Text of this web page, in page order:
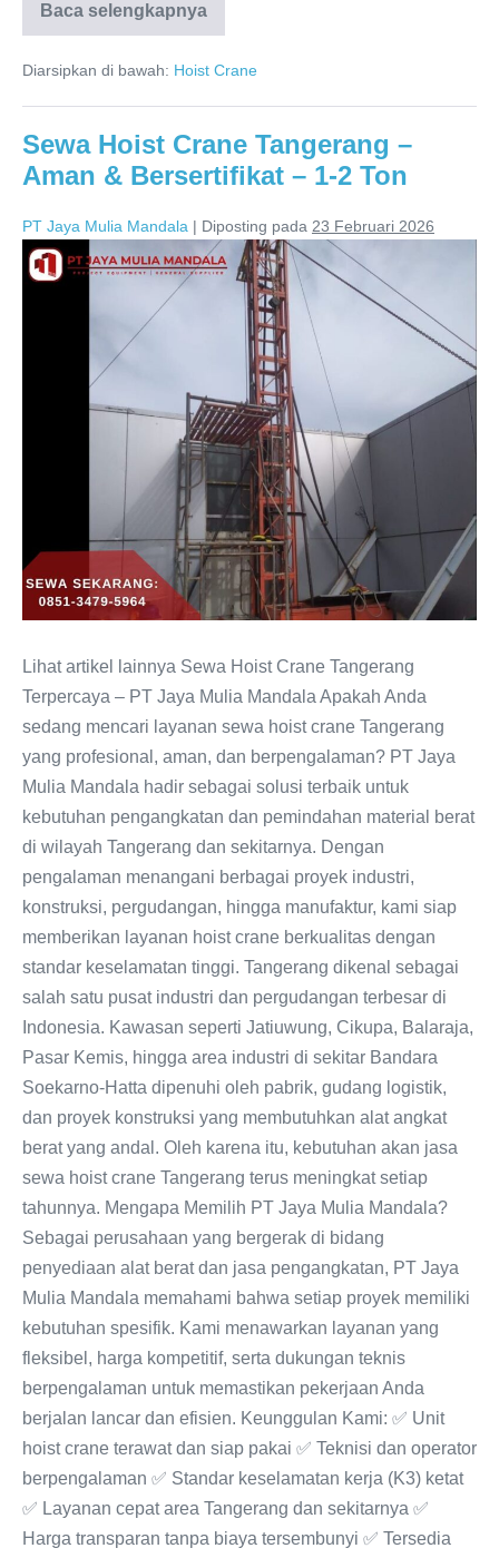
Baca selengkapnya
Diarsipkan di bawah: Hoist Crane
Sewa Hoist Crane Tangerang –
Aman & Bersertifikat – 1-2 Ton
PT Jaya Mulia Mandala | Diposting pada 23 Februari 2026
Lihat artikel lainnya Sewa Hoist Crane Tangerang
Terpercaya – PT Jaya Mulia Mandala Apakah Anda
sedang mencari layanan sewa hoist crane Tangerang
yang profesional, aman, dan berpengalaman? PT Jaya
Mulia Mandala hadir sebagai solusi terbaik untuk
kebutuhan pengangkatan dan pemindahan material berat
di wilayah Tangerang dan sekitarnya. Dengan
pengalaman menangani berbagai proyek industri,
konstruksi, pergudangan, hingga manufaktur, kami siap
memberikan layanan hoist crane berkualitas dengan
standar keselamatan tinggi. Tangerang dikenal sebagai
salah satu pusat industri dan pergudangan terbesar di
Indonesia. Kawasan seperti Jatiuwung, Cikupa, Balaraja,
Pasar Kemis, hingga area industri di sekitar Bandara
Soekarno-Hatta dipenuhi oleh pabrik, gudang logistik,
dan proyek konstruksi yang membutuhkan alat angkat
berat yang andal. Oleh karena itu, kebutuhan akan jasa
sewa hoist crane Tangerang terus meningkat setiap
tahunnya. Mengapa Memilih PT Jaya Mulia Mandala?
Sebagai perusahaan yang bergerak di bidang
penyediaan alat berat dan jasa pengangkatan, PT Jaya
Mulia Mandala memahami bahwa setiap proyek memiliki
kebutuhan spesifik. Kami menawarkan layanan yang
fleksibel, harga kompetitif, serta dukungan teknis
berpengalaman untuk memastikan pekerjaan Anda
berjalan lancar dan efisien. Keunggulan Kami: ✅ Unit
hoist crane terawat dan siap pakai ✅ Teknisi dan operator
berpengalaman ✅ Standar keselamatan kerja (K3) ketat
✅ Layanan cepat area Tangerang dan sekitarnya ✅
Harga transparan tanpa biaya tersembunyi ✅ Tersedia